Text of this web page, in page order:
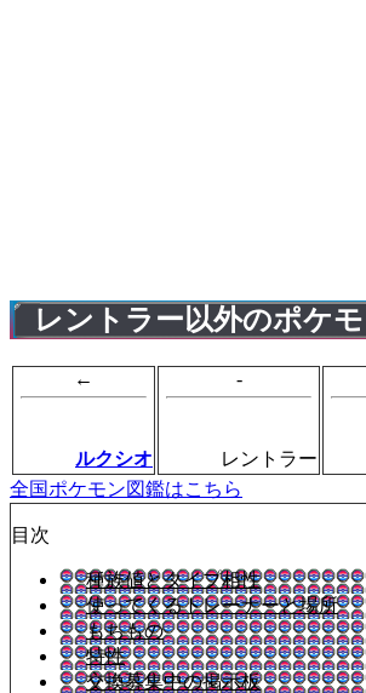
レントラー以外のポケモ
←
ルクシオ
-
レントラー
全国ポケモン図鑑はこちら
目次
種族値とタイプ相性
使ってくるトレーナーと場所
もちもの
特性
交換募集中の掲示板